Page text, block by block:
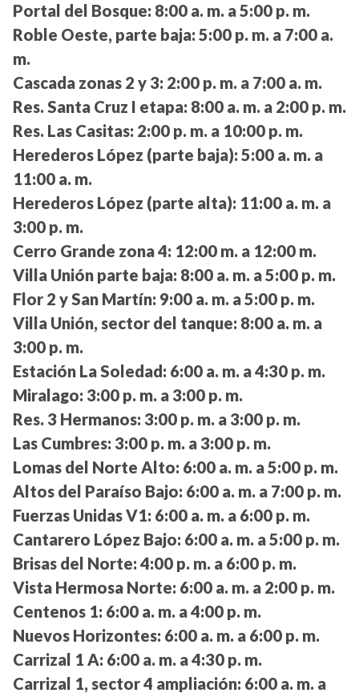
Portal del Bosque: 8:00 a. m. a 5:00 p. m.
Roble Oeste, parte baja: 5:00 p. m. a 7:00 a.
m.
Cascada zonas 2 y 3: 2:00 p. m. a 7:00 a. m.
Res. Santa Cruz I etapa: 8:00 a. m. a 2:00 p. m.
Res. Las Casitas: 2:00 p. m. a 10:00 p. m.
Herederos López (parte baja): 5:00 a. m. a
11:00 a. m.
Herederos López (parte alta): 11:00 a. m. a
3:00 p. m.
Cerro Grande zona 4: 12:00 m. a 12:00 m.
Villa Unión parte baja: 8:00 a. m. a 5:00 p. m.
Flor 2 y San Martín: 9:00 a. m. a 5:00 p. m.
Villa Unión, sector del tanque: 8:00 a. m. a
3:00 p. m.
Estación La Soledad: 6:00 a. m. a 4:30 p. m.
Miralago: 3:00 p. m. a 3:00 p. m.
Res. 3 Hermanos: 3:00 p. m. a 3:00 p. m.
Las Cumbres: 3:00 p. m. a 3:00 p. m.
Lomas del Norte Alto: 6:00 a. m. a 5:00 p. m.
Altos del Paraíso Bajo: 6:00 a. m. a 7:00 p. m.
Fuerzas Unidas V1: 6:00 a. m. a 6:00 p. m.
Cantarero López Bajo: 6:00 a. m. a 5:00 p. m.
Brisas del Norte: 4:00 p. m. a 6:00 p. m.
Vista Hermosa Norte: 6:00 a. m. a 2:00 p. m.
Centenos 1: 6:00 a. m. a 4:00 p. m.
Nuevos Horizontes: 6:00 a. m. a 6:00 p. m.
Carrizal 1 A: 6:00 a. m. a 4:30 p. m.
Carrizal 1, sector 4 ampliación: 6:00 a. m. a